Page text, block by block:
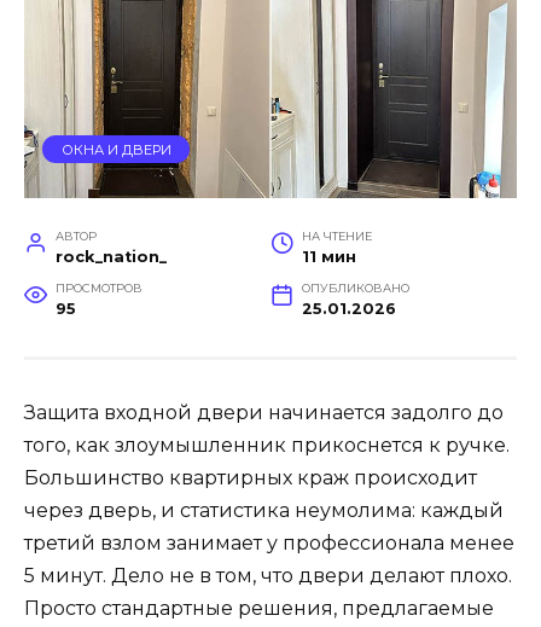
ОКНА И ДВЕРИ
АВТОР
rock_nation_
НА ЧТЕНИЕ
11 мин
ПРОСМОТРОВ
95
ОПУБЛИКОВАНО
25.01.2026
Защита входной двери начинается задолго до
того, как злоумышленник прикоснется к ручке.
Большинство квартирных краж происходит
через дверь, и статистика неумолима: каждый
третий взлом занимает у профессионала менее
5 минут. Дело не в том, что двери делают плохо.
Просто стандартные решения, предлагаемые